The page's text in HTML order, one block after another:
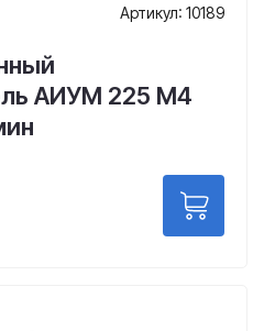
Артикул: 10189
АИУМ 225 M4